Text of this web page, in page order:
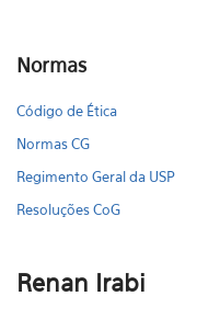
Normas
Código de Ética
Normas CG
Regimento Geral da USP
Resoluções CoG
Renan Irabi